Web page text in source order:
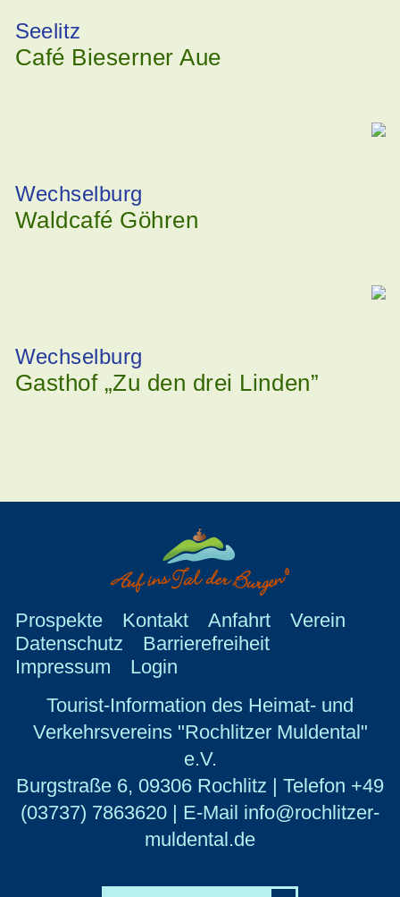
Seelitz
Café Bieserner Aue
Wechselburg
Waldcafé Göhren
Wechselburg
Gasthof „Zu den drei Linden”
Prospekte Kontakt Anfahrt
Verein
Datenschutz
Barrierefreiheit
Impressum
Login
Tourist-Information des Heimat- und
Verkehrsvereins "Rochlitzer Muldental"
e.V.
Burgstraße 6, 09306 Rochlitz | Telefon +49
(03737) 7863620 | E-Mail info@rochlitzer-
muldental.de